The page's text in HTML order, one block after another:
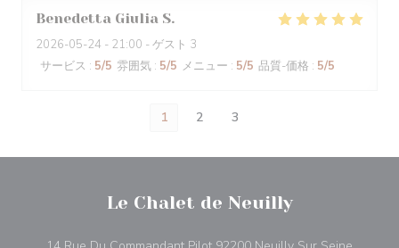
Benedetta Giulia S
2026-05-24 - 21:00 - ゲスト 3
サービス : 5/5 雰囲気 : 5/5 メニュー : 5/5 品質-価格 : 5/5
1 2 3
Le Chalet de Neuilly